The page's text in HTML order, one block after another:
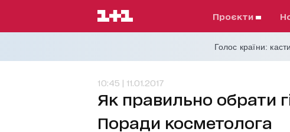
проєкти
Голос країни:
10:45 | 11.01.2017
Як правильно обрати
Поради косметолога